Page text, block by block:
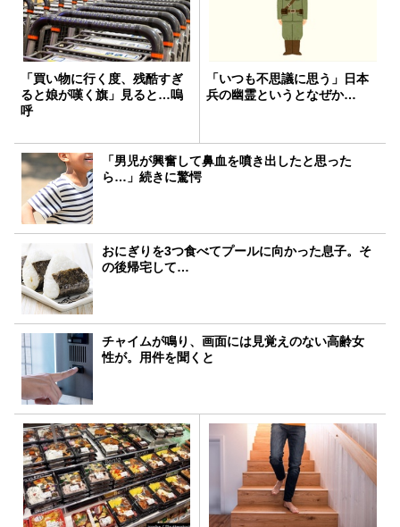
「買い物に行く度、残酷すぎ
ると娘が嘆く旗」見ると…嗚
呼
「いつも不思議に思う」日本
兵の幽霊というとなぜか…
「男児が興奮して鼻血を噴き出したと思った
ら…」続きに驚愕
おにぎりを3つ食べてプールに向かった息子。そ
の後帰宅して…
チャイムが鳴り、画面には見覚えのない高齢女
性が。用件を聞くと